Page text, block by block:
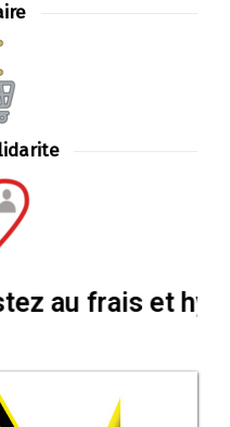
frais et